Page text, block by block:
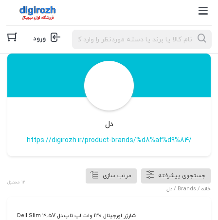
Products
search ورود
دل
https://digirozh.ir/product-brands/%d8%af%d9%84/
جستجوی پیشرفته
مرتب سازی
خانه / Brands / دل
12 محصول
شارژر اورجینال 130 وات لپ تاپ دل Dell Slim 19.5V